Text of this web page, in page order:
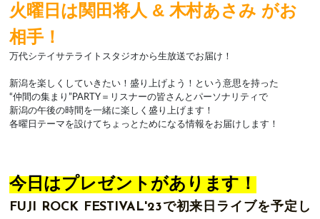
火曜日は関田将人 & 木村あさみ がお
相手！
万代シテイサテライトスタジオから生放送でお届け！
新潟を楽しくしていきたい！盛り上げよう！という意思を持った
“仲間の集まり” PARTY ＝リスナーの皆さんとパーソナリティで
新潟の午後の時間を一緒に楽しく盛り上げます！
各曜日テーマを設けてちょっとためになる情報をお届けします！
今日はプレゼントがあります！
FUJI ROCK FESTIVAL'23で初来日ライブを予定し